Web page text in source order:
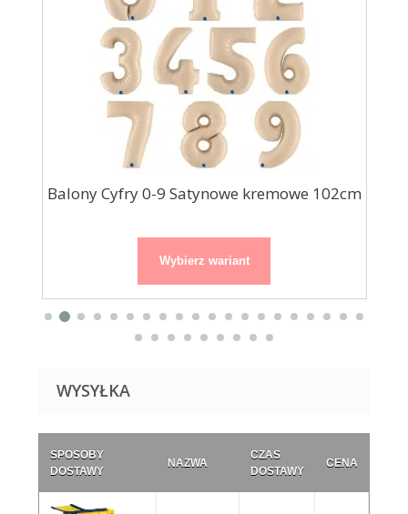
Balony Cyfry 0-9 Satynowe kremowe 102cm
Wybierz wariant
WYSYŁKA
SPOSOBY
DOSTAWY
NAZWA
CZAS
DOSTAWY
CENA